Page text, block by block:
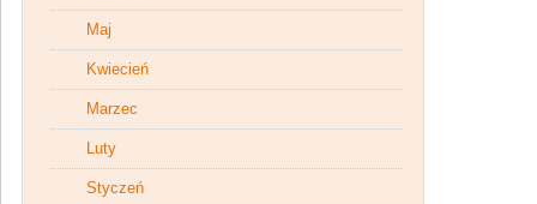
Maj
Kwiecień
Marzec
Luty
Styczeń